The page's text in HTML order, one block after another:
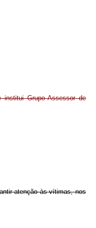
institui Grupo Assessor de
atenção às vítimas, nos